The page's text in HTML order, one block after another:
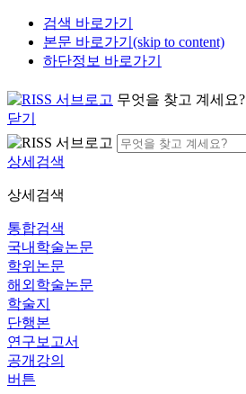
검색 바로가기
본문 바로가기(skip to content)
하단정보 바로가기
무엇을 찾고 계세요?
닫기
상세검색
상세검색
통합검색
국내학술논문
학위논문
해외학술논문
학술지
단행본
연구보고서
공개강의
버튼